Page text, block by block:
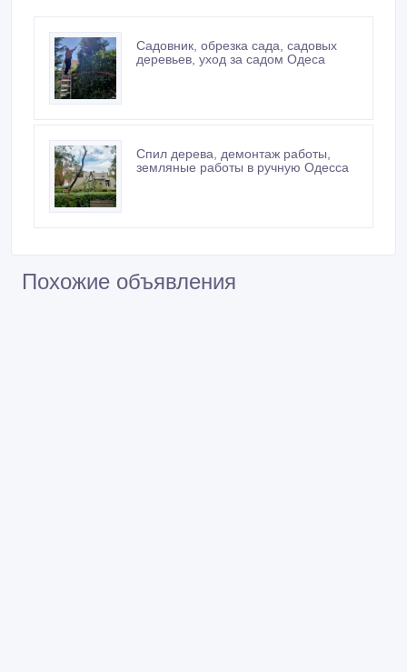
Садовник, обрезка сада, садовых
деревьев, уход за садом Одеса
Спил дерева, демонтаж работы,
земляные работы в ручную Одесса
Похожие объявления